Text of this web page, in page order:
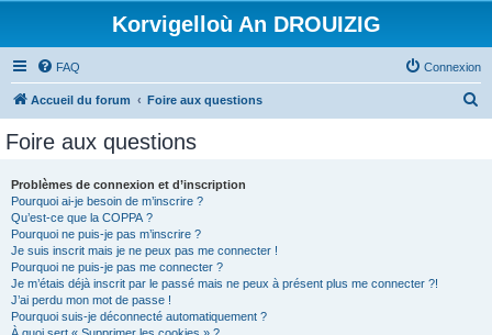
Korvigelloù An DROUIZIG
FAQ Connexion
Accueil du forum Foire aux questions
Foire aux questions
Problèmes de connexion et d’inscription
Pourquoi ai-je besoin de m’inscrire ?
Qu’est-ce que la COPPA ?
Pourquoi ne puis-je pas m’inscrire ?
Je suis inscrit mais je ne peux pas me connecter !
Pourquoi ne puis-je pas me connecter ?
Je m’étais déjà inscrit par le passé mais ne peux à présent plus me connecter ?!
J’ai perdu mon mot de passe !
Pourquoi suis-je déconnecté automatiquement ?